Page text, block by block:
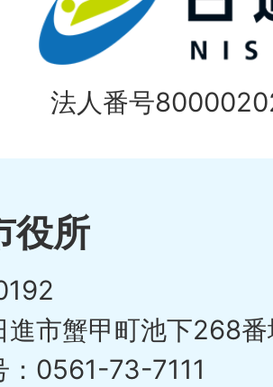
法人番号
役所
進市蟹甲町池下268
：0561-73-7111